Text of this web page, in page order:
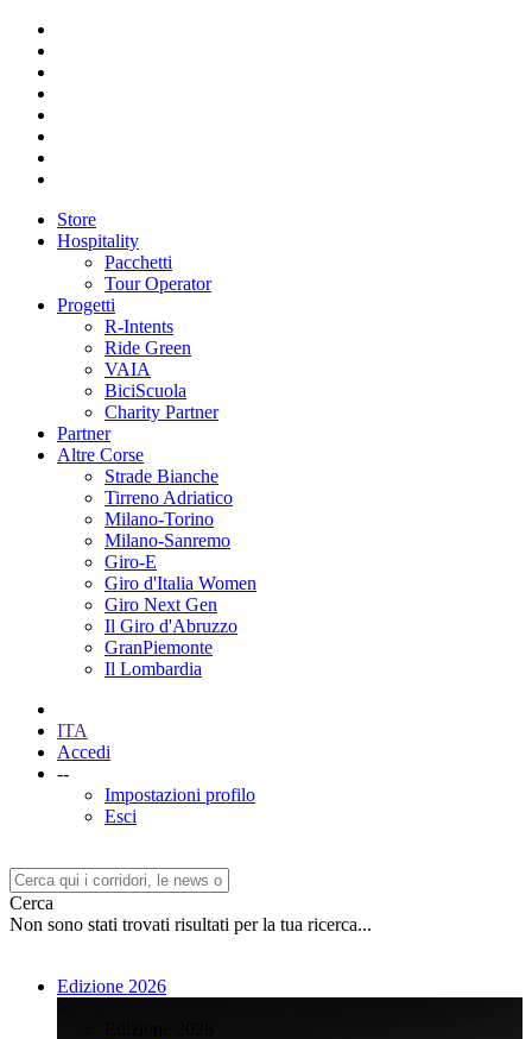
Store
Hospitality
Pacchetti
Tour Operator
Progetti
R-Intents
Ride Green
VAIA
BiciScuola
Charity Partner
Partner
Altre Corse
Strade Bianche
Tirreno Adriatico
Milano-Torino
Milano-Sanremo
Giro-E
Giro d'Italia Women
Giro Next Gen
Il Giro d'Abruzzo
GranPiemonte
Il Lombardia
ITA
Accedi
--
Impostazioni profilo
Esci
Cerca
Non sono stati trovati risultati per la tua ricerca...
Edizione 2026